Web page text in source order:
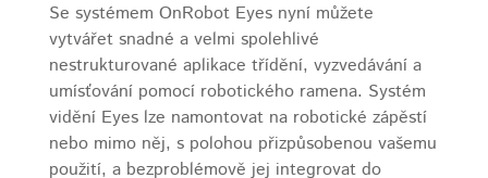
Se systémem OnRobot Eyes nyní můžete
vytvářet snadné a velmi spolehlivé
nestrukturované aplikace třídění, vyzvedávání a
umísťování pomocí robotického ramena. Systém
vidění Eyes lze namontovat na robotické zápěstí
nebo mimo něj, s polohou přizpůsobenou vašemu
použití, a bezproblémově jej integrovat do